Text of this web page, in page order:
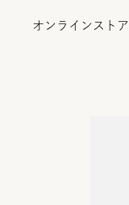
オンラインストア